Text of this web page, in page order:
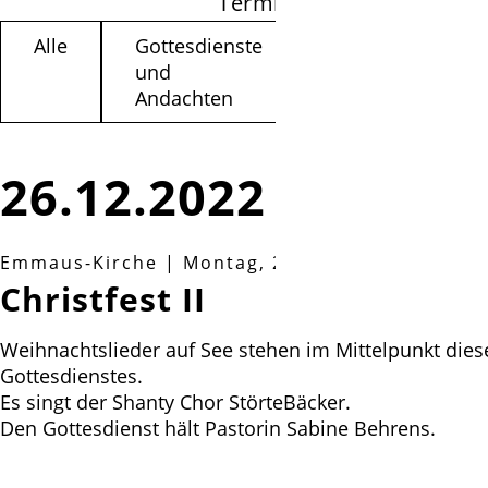
26.12.2022
Alle
Gottesdienste
und
Andachten
Emmaus-Kirche | Montag, 26.12.2022, 17:00
Christfest II
Weihnachtslieder auf See stehen im Mittelpunkt
Gottesdienstes.
Es singt der Shanty Chor StörteBäcker.
Den Gottesdienst hält Pastorin Sabine Behrens.